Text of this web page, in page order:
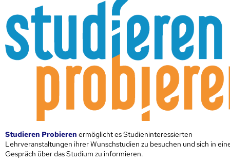
Studieren Probieren ermöglicht es Studieninteressierten
Lehrveranstaltungen ihrer Wunschstudien zu besuchen und sich in
Gespräch über das Studium zu informieren.